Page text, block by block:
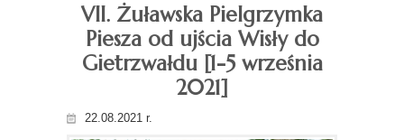
VII. Żuławska Pielgrzymka
Piesza od ujścia Wisły do
Gietrzwałdu [1-5 września
2021]
22.08.2021 r.